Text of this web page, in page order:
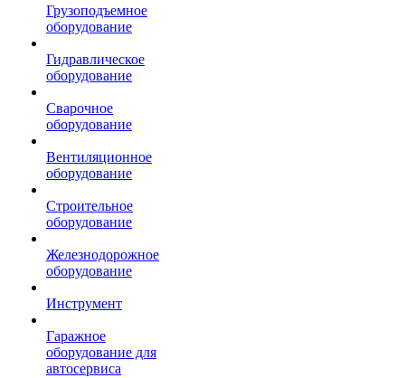
Грузоподъемное
оборудование
Гидравлическое
оборудование
Сварочное
оборудование
Вентиляционное
оборудование
Строительное
оборудование
Железнодорожное
оборудование
Инструмент
Гаражное
оборудование для
автосервиса